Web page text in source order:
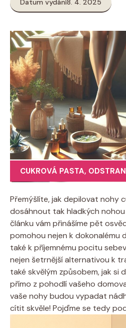
Datum vydání8. 4. 2025
CUKROVÁ PASTA,
Přemýšlíte, jak depilovat nohy
dosáhnout tak hladkých
článku vám přinášíme pět
pomohou nejen k dokonalému
také k příjemnému pocitu
nejen šetrnější alternativou k
také skvělým způsobem, jak si
přímo z pohodlí vašeho
vaše nohy budou vypadat
cítit skvěle! Pojďme se tedy